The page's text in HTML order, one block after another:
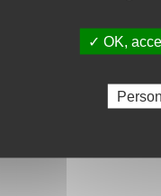
:
✓ OK,